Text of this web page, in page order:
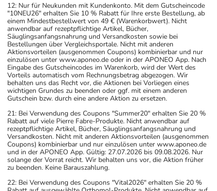
12: Nur für Neukunden mit Kundenkonto. Mit dem Gutscheincode
"10NEU26" erhalten Sie 10 % Rabatt für Ihre erste Bestellung, ab
einem Mindestbestellwert von 49 € (Warenkorbwert). Nicht
anwendbar auf rezeptpflichtige Artikel, Bücher,
Säuglingsanfangsnahrung und Versandkosten sowie bei
Bestellungen über Vergleichsportale. Nicht mit anderen
Aktionsvorteilen (ausgenommen Coupons) kombinierbar und nur
einzulösen unter www.aponeo.de oder in der APONEO App. Nach
Eingabe des Gutscheincodes im Warenkorb, wird der Wert des
Vorteils automatisch vom Rechnungsbetrag abgezogen. Wir
behalten uns das Recht vor, die Aktionen bei Vorliegen eines
wichtigen Grundes zu beenden oder ggf. mit einem anderen
Gutschein bzw. durch eine andere Aktion zu ersetzen.
21: Bei Verwendung des Coupons "Summer20" erhalten Sie 20 %
Rabatt auf viele Pierre Fabre-Produkte. Nicht anwendbar auf
rezeptpflichtige Artikel, Bücher, Säuglingsanfangsnahrung und
Versandkosten. Nicht mit anderen Aktionsvorteilen (ausgenommen
Coupons) kombinierbar und nur einzulösen unter www.aponeo.de
und in der APONEO App. Gültig: 27.07.2026 bis 09.08.2026. Nur
solange der Vorrat reicht. Wir behalten uns vor, die Aktion früher
zu beenden. Keine Barauszahlung.
22: Bei Verwendung des Coupons "Vital2026" erhalten Sie 20 %